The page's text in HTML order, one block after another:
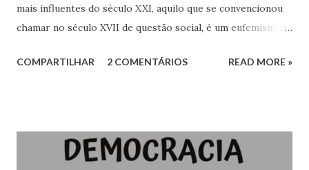
mais influentes do século XXI, aquilo que se convencionou
chamar no século XVII de questão social, é um eufemismo
denominar de pobreza. A pobreza, para ela, é mais do que
homens sob o ditame absoluto de seus corpos, isto é, sob o
ditame absoluto da necessidade que todos os homens
COMPARTILHAR 2 COMENTÁRIOS READ MORE »